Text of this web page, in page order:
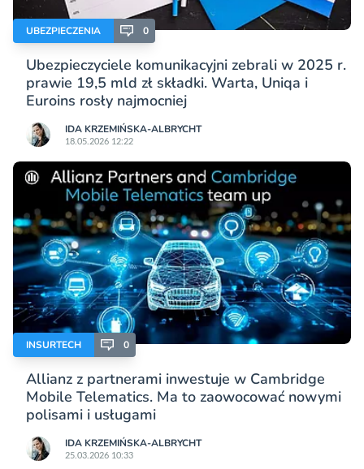
UBEZPIECZENIA 0
Ubezpieczyciele komunikacyjni zebrali w 2025 r.
prawie 19,5 mld zł składki. Warta, Uniqa i
Euroins rosły najmocniej
IDA KRZEMIŃSKA-ALBRYCHT
18.05.2026 12:22
INSURTECH 0
Allianz z partnerami inwestuje w Cambridge
Mobile Telematics. Ma to zaowocować nowymi
polisami i usługami
IDA KRZEMIŃSKA-ALBRYCHT
25.03.2026 10:33